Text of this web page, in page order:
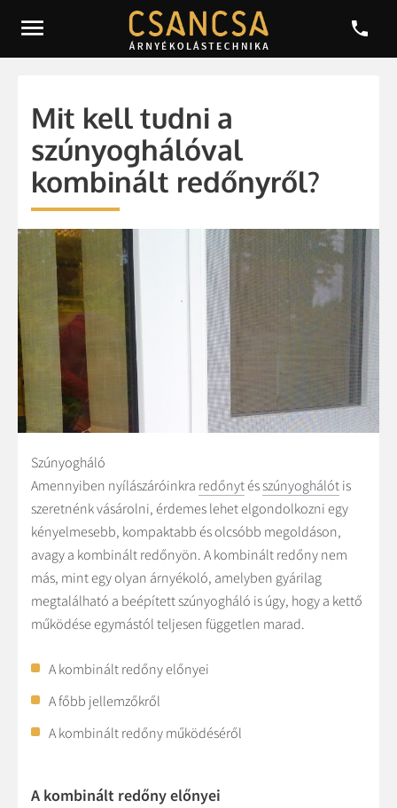
 
Mit kell tudni a
szúnyoghálóval
kombinált redőnyről?
Szúnyogháló
Amennyiben nyílászáróinkra redőnytés szúnyoghálót is
szeretnénk vásárolni, érdemes lehet elgondolkozni egy
kényelmesebb, kompaktabb és olcsóbb megoldáson,
avagy a kombinált redőnyön. A kombinált redőny nem
más, mint egy olyan árnyékoló, amelyben gyárilag
megtalálható a beépített szúnyogháló is úgy, hogy a kettő
működése egymástól teljesen független marad.
A kombinált redőny előnyei
A főbb jellemzőkről
A kombinált redőny működéséről
A kombinált redőny előnyei